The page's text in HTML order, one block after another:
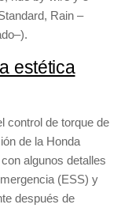
Rain –
estética
control de torque de
de la Honda
algunos detalles
(ESS) y
después de